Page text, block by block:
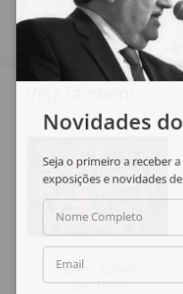
Uberto Zamith
Sem Título
Novidades
Seja o primeiro a receber
exposições e novidades
Nome Completo
Email